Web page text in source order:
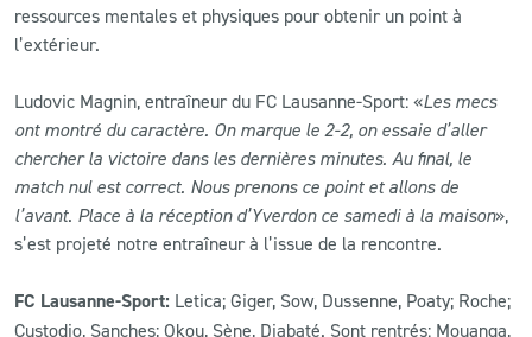
ressources mentales et physiques pour obtenir un point à
l’extérieur.
Ludovic Magnin, entraîneur du FC Lausanne-Sport: «Les mecs
ont montré du caractère. On marque le 2-2, on essaie d’aller
chercher la victoire dans les dernières minutes. Au final, le
match nul est correct. Nous prenons ce point et allons de
l’avant. Place à la réception d’Yverdon ce samedi à la maison»,
s’est projeté notre entraîneur à l’issue de la rencontre.
FC Lausanne-Sport: Letica; Giger, Sow, Dussenne, Poaty; Roche;
Custodio, Sanches; Okou, Sène, Diabaté. Sont rentrés: Mouanga,